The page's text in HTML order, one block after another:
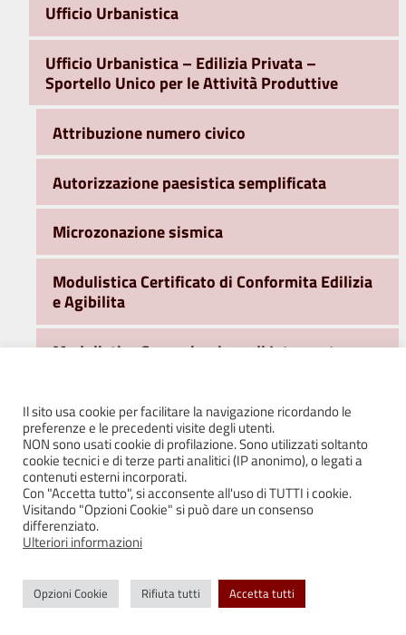
Ufficio Urbanistica
Ufficio Urbanistica – Edilizia Privata –
Sportello Unico per le Attività Produttive
Attribuzione numero civico
Autorizzazione paesistica semplificata
Microzonazione sismica
Modulistica Certificato di Conformita Edilizia
e Agibilita
Modulistica Comunicazione di Intervento
Modulistica Permesso di Costruire
Moduli ISTAT
Modulistica SCIA
costruzione
Il sito usa cookie per facilitare la navigazione ricordando le
preferenze e le precedenti visite degli utenti.
NON sono usati cookie di profilazione. Sono utilizzati soltanto
cookie tecnici e di terze parti analitici (IP anonimo), o legati a
contenuti esterni incorporati.
Con "Accetta tutto", si acconsente all'uso di TUTTI i cookie.
Visitando "Opzioni Cookie" si può dare un consenso
differenziato.
Ulteriori informazioni
Opzioni Cookie Rifiuta tutti Accetta tutti